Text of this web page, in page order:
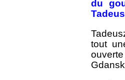
du
tout